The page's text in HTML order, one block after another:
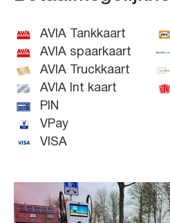
AVIA Tankkaart
AVIA spaarkaart
AVIA Truckkaart
AVIA Int kaart
PIN
VPay
VISA